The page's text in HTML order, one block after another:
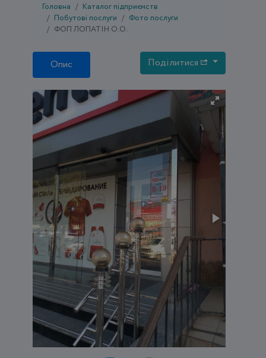
Головна
Каталог підприємств
Побутові послуги
Фото послуги
ФОП ЛОПАТІН О.О.
Опис Поділитися